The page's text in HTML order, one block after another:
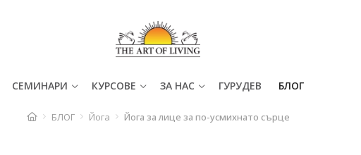
СЕМИНАРИ КУРСОВЕ ЗА НАС ГУРУДЕВ БЛОГ
БЛОГ Йога Йога за лице за по-усмихнато сърце